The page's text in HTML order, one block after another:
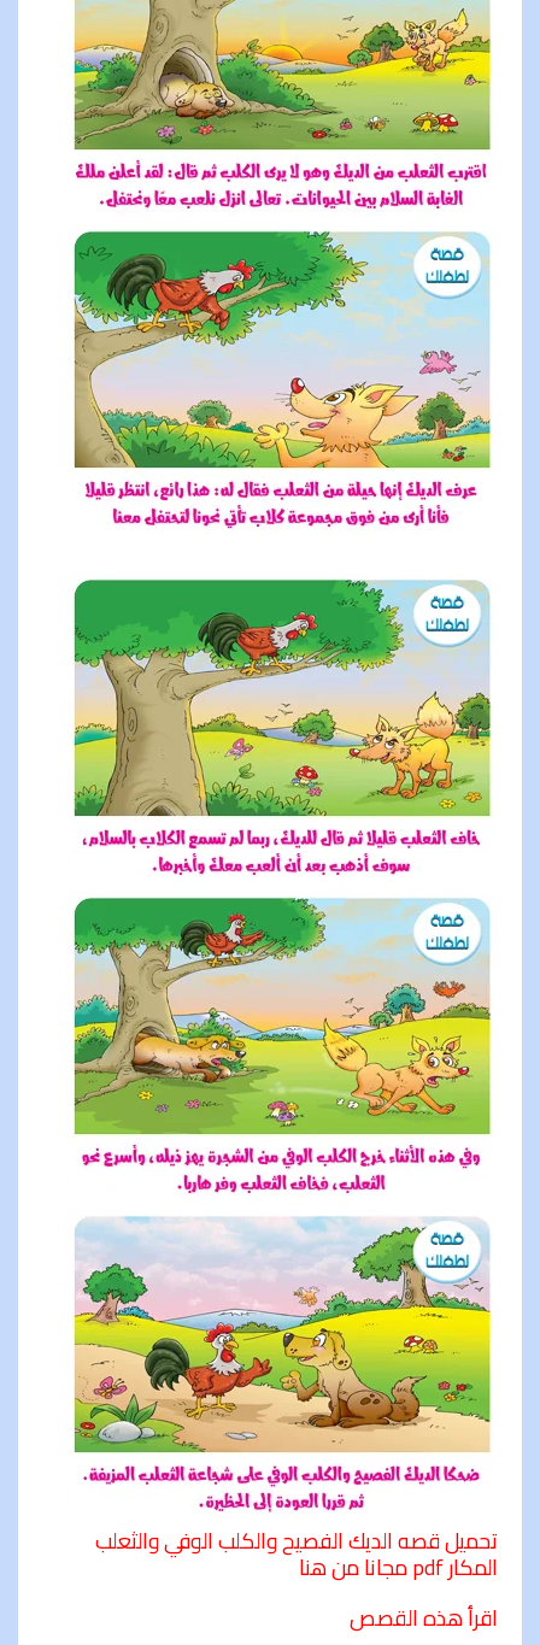
تحميل قصه الديك الفصيح والكلب الوفي والثعلب
المكارpdfمجانا من هنا
اقرأ هذه القصص